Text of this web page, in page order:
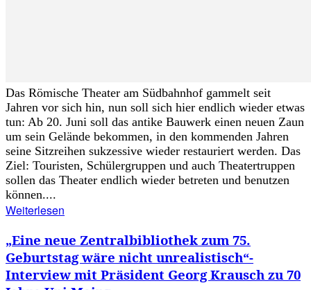
Das Römische Theater am Südbahnhof gammelt seit
Jahren vor sich hin, nun soll sich hier endlich wieder etwas
tun: Ab 20. Juni soll das antike Bauwerk einen neuen Zaun
um sein Gelände bekommen, in den kommenden Jahren
seine Sitzreihen sukzessive wieder restauriert werden. Das
Ziel: Touristen, Schülergruppen und auch Theatertruppen
sollen das Theater endlich wieder betreten und benutzen
können....
Weiterlesen
„Eine neue Zentralbibliothek zum 75.
Geburtstag wäre nicht unrealistisch“-
Interview mit Präsident Georg Krausch zu 70